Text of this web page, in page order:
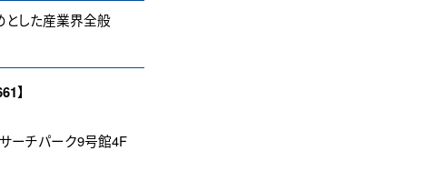
とした産業界全般
】
ーチパーク9号館4F